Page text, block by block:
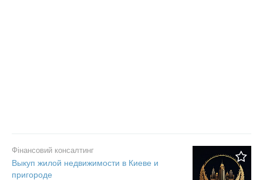
Фінансовий консалтинг
Выкуп жилой недвижимости в Киеве и
пригороде